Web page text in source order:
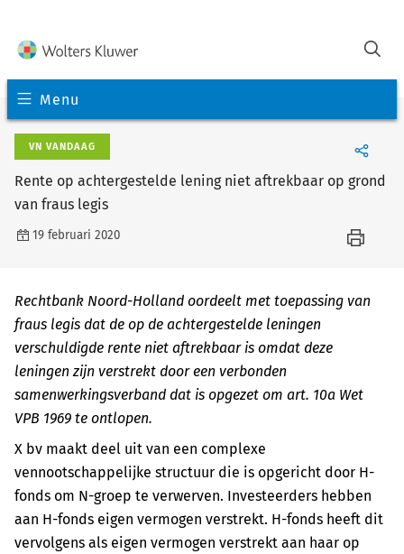
Menu
VN VANDAAG
Rente op achtergestelde lening niet aftrekbaar op grond
van fraus legis
19 februari 2020
Rechtbank Noord-Holland oordeelt met toepassing van
fraus legis dat de op de achtergestelde leningen
verschuldigde rente niet aftrekbaar is omdat deze
leningen zijn verstrekt door een verbonden
samenwerkingsverband dat is opgezet om art. 10a Wet
VPB 1969 te ontlopen.
X bv maakt deel uit van een complexe
vennootschappelijke structuur die is opgericht door H-
fonds om N-groep te verwerven. Investeerders hebben
aan H-fonds eigen vermogen verstrekt. H-fonds heeft dit
vervolgens als eigen vermogen verstrekt aan haar op